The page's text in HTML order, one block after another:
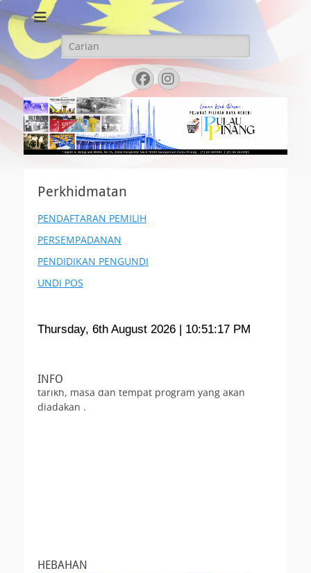
LAMAN WEB
PEJABAT PILIHAN
RAYA NEGERI
PULAU PINANG
Search
for:
Facebook
Instagram
Perkhidmatan
PENDAFTARAN PEMILIH
PERSEMPADANAN
PENDIDIKAN PENGUNDI
UNDI POS
Thursday, 6th August 2026 | 10:51:17 PM
INFO
anda ingin menjemput Pejabat Pilihan Raya
kepada Pengarah PPN Pulau Pinang. Nyatakan
tarikh, masa dan tempat program yang akan
diadakan .
HEBAHAN